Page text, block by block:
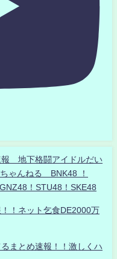
地下格闘アイドルだい
ゃんねる BNK48 ！
！STU48！SKE48
！ネット乞食DE2000万
まとめ速報！！激しくハ